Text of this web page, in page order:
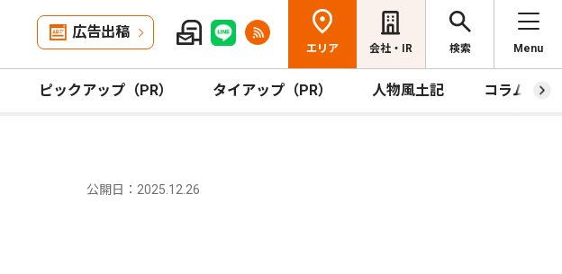
広告出稿
エリア 会社・IR 検索 Menu
ピックアップ（PR） タイアップ（PR） 人物風土記 コラム
公開日：2025.12.26